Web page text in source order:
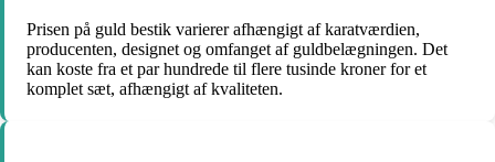
Prisen på guld bestik varierer afhængigt af karatværdien,
producenten, designet og omfanget af guldbelægningen. Det
kan koste fra et par hundrede til flere tusinde kroner for et
komplet sæt, afhængigt af kvaliteten.